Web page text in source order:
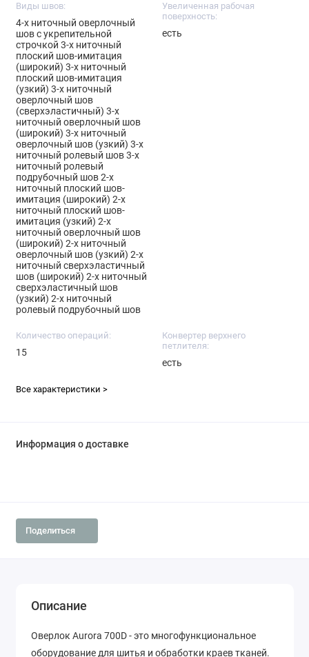
Виды швов:
4-х ниточный оверлочный
шов с укрепительной
строчкой 3-х ниточный
плоский шов-имитация
(широкий) 3-х ниточный
плоский шов-имитация
(узкий) 3-х ниточный
оверлочный шов
(сверхэластичный) 3-х
ниточный оверлочный шов
(широкий) 3-х ниточный
оверлочный шов (узкий) 3-х
ниточный ролевый шов 3-х
ниточный ролевый
подрубочный шов 2-х
ниточный плоский шов-
имитация (широкий) 2-х
ниточный плоский шов-
имитация (узкий) 2-х
ниточный оверлочный шов
(широкий) 2-х ниточный
оверлочный шов (узкий) 2-х
ниточный сверхэластичный
шов (широкий) 2-х ниточный
сверхэластичный шов
(узкий) 2-х ниточный
ролевый подрубочный шов
Увеличенная рабочая
поверхность:
есть
Количество операций:
15
Конвертер верхнего
петлителя:
есть
Все характеристики >
Информация о доставке
Поделиться
Описание
Оверлок Aurora 700D - это многофункциональное
оборудование для шитья и обработки краев тканей.